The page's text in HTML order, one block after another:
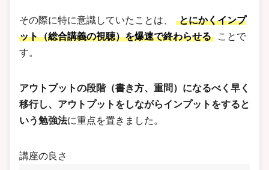
その際に特に意識していたことは、
とにかくインプ
ット（総合講義の視聴）を爆速で終わらせる
ことで
す。
アウトプットの段階（書き方、重問）になるべく早く
移行し、アウトプットをしながらインプットをすると
いう勉強法に重点を置きました。
講座の良さ